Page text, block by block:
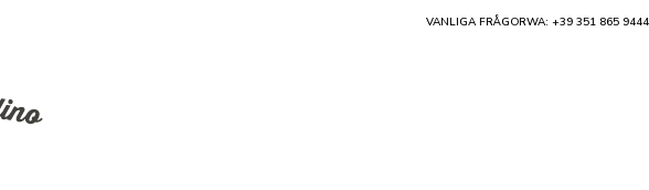
VANLIGA FRÅGORWA: +39 351 865 9444